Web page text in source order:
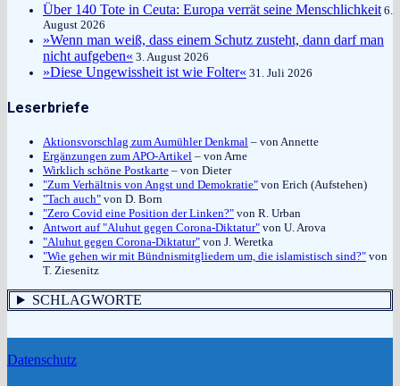
Über 140 Tote in Ceuta: Europa verrät seine Menschlichkeit 6.
August 2026
»Wenn man weiß, dass einem Schutz zusteht, dann darf man
nicht aufgeben« 3. August 2026
»Diese Ungewissheit ist wie Folter« 31. Juli 2026
Leserbriefe
Aktionsvorschlag zum Aumühler Denkmal – von Annette
Ergänzungen zum APO-Artikel – von Arne
Wirklich schöne Postkarte – von Dieter
"Zum Verhältnis von Angst und Demokratie" von Erich (Aufstehen)
"Tach auch" von D. Born
"Zero Covid eine Position der Linken?" von R. Urban
Antwort auf "Aluhut gegen Corona-Diktatur" von U. Arova
"Aluhut gegen Corona-Diktatur" von J. Weretka
"Wie gehen wir mit Bündnismitgliedern um, die islamistisch sind?" von
T. Ziesenitz
SCHLAGWORTE
Datenschutz